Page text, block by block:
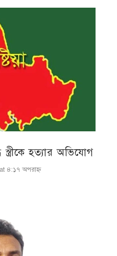
স্ত্রীকে হত্যার অভিযোগ
৪:১৭ অপরাহ্ণ